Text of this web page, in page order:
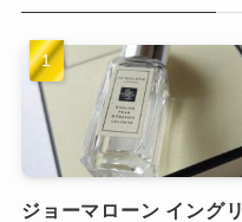
ジョーマローン イングリ